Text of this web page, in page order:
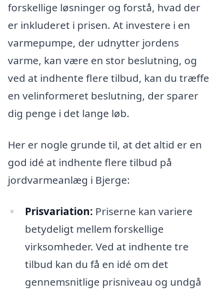
forskellige løsninger og forstå, hvad der
er inkluderet i prisen. At investere i en
varmepumpe, der udnytter jordens
varme, kan være en stor beslutning, og
ved at indhente flere tilbud, kan du træffe
en velinformeret beslutning, der sparer
dig penge i det lange løb.
Her er nogle grunde til, at det altid er en
god idé at indhente flere tilbud på
jordvarmeanlæg i Bjerge:
Prisvariation: Priserne kan variere
betydeligt mellem forskellige
virksomheder. Ved at indhente tre
tilbud kan du få en idé om det
gennemsnitlige prisniveau og undgå